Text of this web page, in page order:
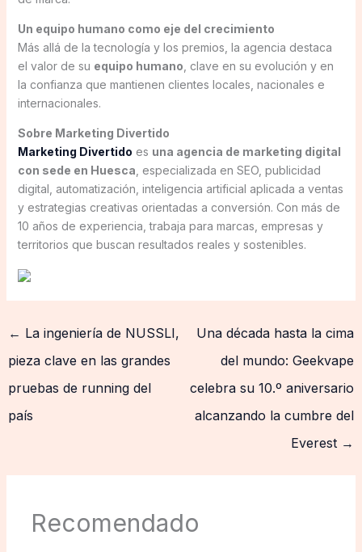
Un equipo humano como eje del crecimiento
Más allá de la tecnología y los premios, la agencia destaca
el valor de su equipo humano , clave en su evolución y en
la confianza que mantienen clientes locales, nacionales e
internacionales.
Sobre Marketing Divertido
Marketing Divertido es una agencia de marketing digital
con sede en Huesca , especializada en SEO, publicidad
digital, automatización, inteligencia artificial aplicada a ventas
y estrategias creativas orientadas a conversión. Con más de
10 años de experiencia, trabaja para marcas, empresas y
territorios que buscan resultados reales y sostenibles.
← La ingeniería de NUSSLI,
pieza clave en las grandes
pruebas de running del
país
Una década hasta la cima
del mundo: Geekvape
celebra su 10.º aniversario
alcanzando la cumbre del
Everest →
Recomendado